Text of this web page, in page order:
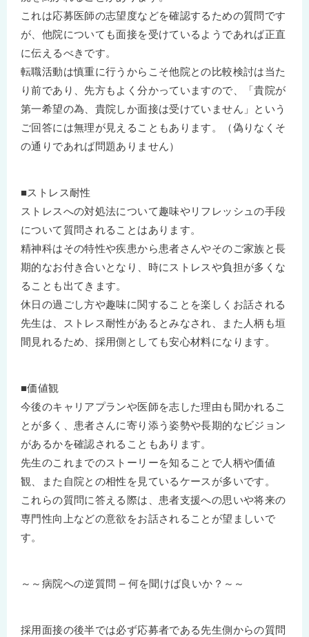
これは応募医師の志望度などを確認するための質問です
が、他院についても面接を受けているようであれば正直
に伝えるべきです。
転職活動は慎重に行うからこそ他院との比較検討は当た
り前であり、先方もよく分かっていますので、「貴院が
第一希望の為、貴院しか面接は受けていません」という
ご回答には無理が見えることもあります。（偽りなくそ
の通りであれば問題ありません）
■ストレス耐性
ストレスへの対処法について趣味やリフレッシュの手段
について質問されることはあります。
精神科はその特性や疾患から患者さんやそのご家族と長
期的なお付き合いとなり、時にストレスや負担が多くな
ることも出てきます。
休日の過ごし方や趣味に関することを楽しくお話される
先生は、ストレス耐性があるとみなされ、また人柄も垣
間見れるため、採用側としても安心材料になります。
■価値観
今後のキャリアプランや医師を志した理由も聞かれるこ
とが多く、患者さんに寄り添う姿勢や長期的なビジョン
があるかを確認されることもあります。
先生のこれまでのストーリーを知ることで人柄や価値
観、また自院との相性を見ているケースが多いです。
これらの質問に答える際は、患者支援への思いや将来の
専門性向上などの意欲をお話されることが望ましいで
す。
～～病院への逆質問 – 何を聞けば良いか？～～
採用面接の後半では必ず応募者である先生側からの質問